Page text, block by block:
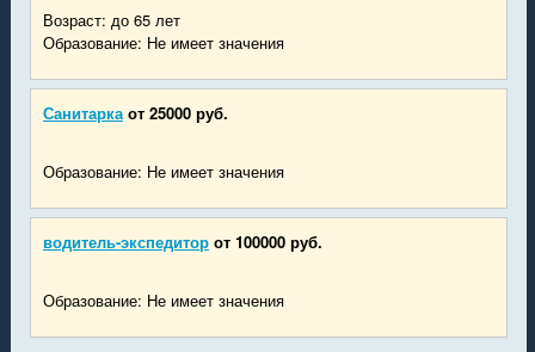
Возраст: до 65 лет
Образование: Не имеет значения
Санитарка от 25000 руб.
Образование: Не имеет значения
водитель-экспедитор от 100000 руб.
Образование: Не имеет значения